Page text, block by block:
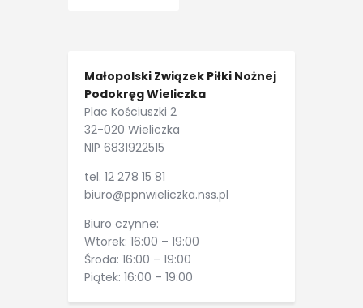
Małopolski Związek Piłki Nożnej
Podokręg Wieliczka
Plac Kościuszki 2
32-020 Wieliczka
NIP 6831922515
tel. 12 278 15 81
biuro@ppnwieliczka.nss.pl
Biuro czynne:
Wtorek: 16:00 – 19:00
Środa: 16:00 – 19:00
Piątek: 16:00 – 19:00